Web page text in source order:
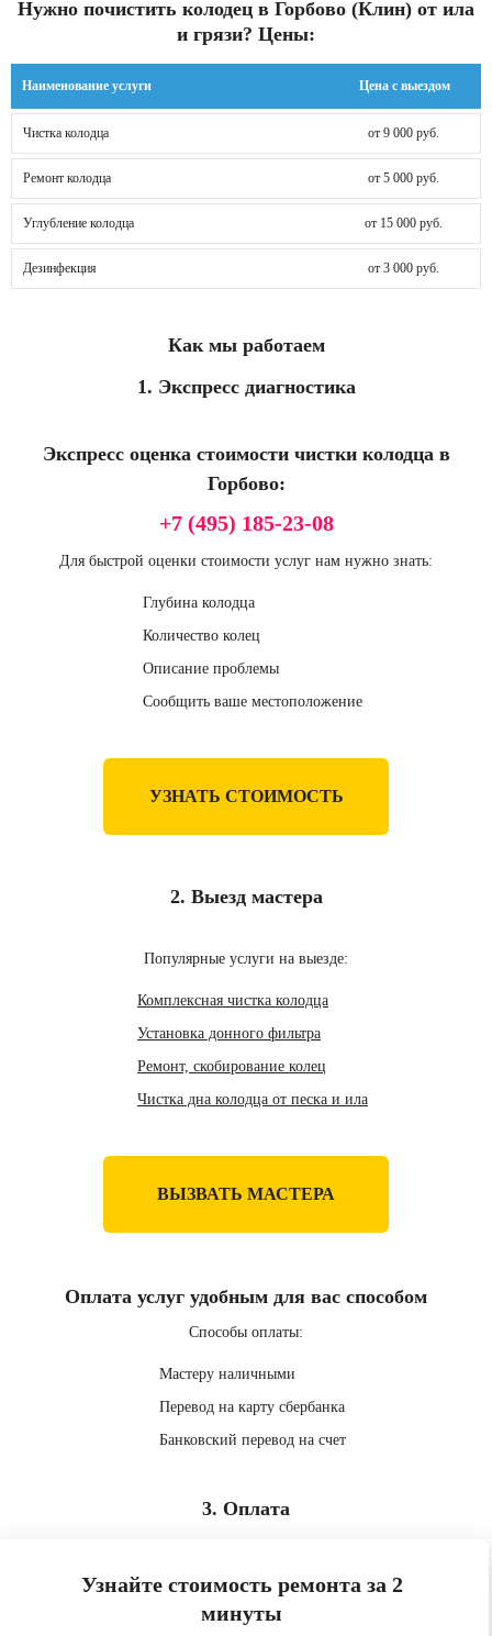
Нужно почистить колодец в Горбово (Клин) от ила
и грязи? Цены:
Наименование услуги Цена с выездом
Чистка колодца от 9 000 руб.
Ремонт колодца от 5 000 руб.
Углубление колодца от 15 000 руб.
Дезинфекция от 3 000 руб.
Как мы работаем
1. Экспресс диагностика
Экспресс оценка стоимости чистки колодца в
Горбово:
+7 (495) 185-23-08
Для быстрой оценки стоимости услуг нам нужно знать:
Глубина колодца
Количество колец
Описание проблемы
Сообщить ваше местоположение
УЗНАТЬ СТОИМОСТЬ
2. Выезд мастера
Популярные услуги на выезде:
Комплексная чистка колодца
Установка донного фильтра
Ремонт, скобирование колец
Чистка дна колодца от песка и ила
ВЫЗВАТЬ МАСТЕРА
3. Оплата
Узнайте стоимость ремонта за 2
минуты
Оплата услуг удобным для вас способом
Способы оплаты:
Мастеру наличными
Перевод на карту сбербанка
Банковский перевод на счет